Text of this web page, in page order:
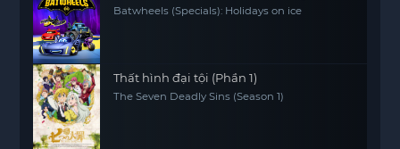
Batwheels (Specials): Holidays on ice
Thất hình đại tội (Phần 1)
The Seven Deadly Sins (Season 1)